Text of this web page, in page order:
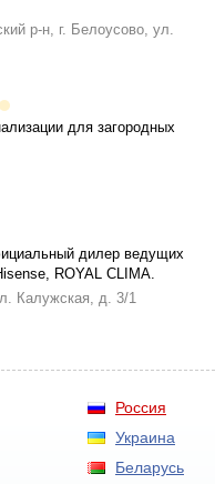
р-н, г. Белоусово, ул.
для загородных
дилер ведущих
ROYAL CLIMA.
Калужская, д. 3/1
Россия
Украина
Беларусь